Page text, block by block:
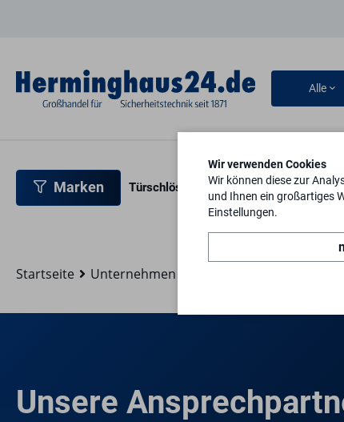
Alle
Marken Türschlösser Türbeschläge
Startseite Unternehmen
Unsere
Wir verwenden Cookies
Wir können diese zur
und Ihnen ein großartiges
Einstellungen.